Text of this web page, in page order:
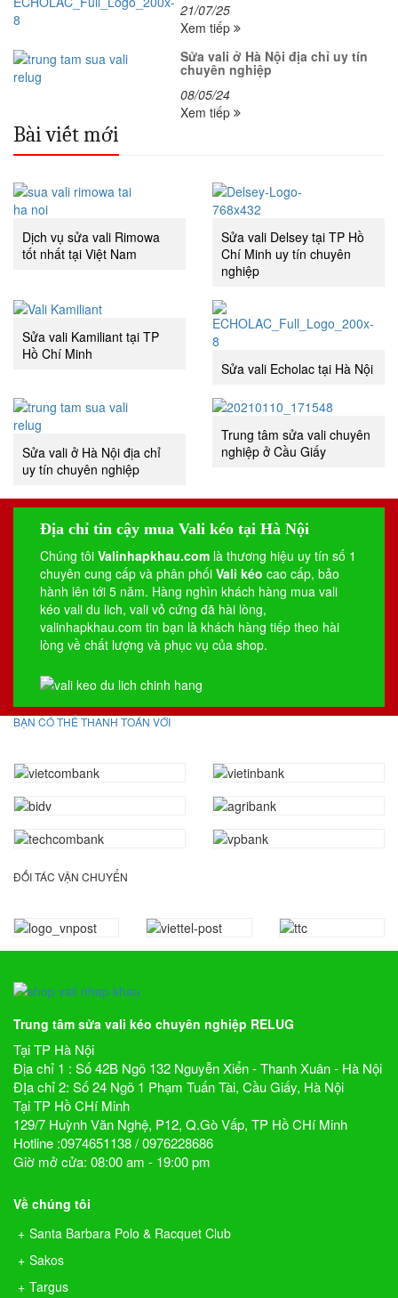
21/07/25
Xem tiếp
Sửa vali ở Hà Nội địa chỉ uy tín
chuyên nghiệp
08/05/24
Xem tiếp
Bài viết mới
Dịch vụ sửa vali Rimowa
tốt nhất tại Việt Nam
Sửa vali Delsey tại TP Hồ
Chí Minh uy tín chuyên
nghiệp
Sửa vali Kamiliant tại TP
Hồ Chí Minh
Sửa vali Echolac tại Hà Nội
Sửa vali ở Hà Nội địa chỉ
uy tín chuyên nghiệp
Trung tâm sửa vali chuyên
nghiệp ở Cầu Giấy
Địa chỉ tin cậy mua Vali kéo tại Hà Nội
Chúng tôi Valinhapkhau.com là thương hiệu uy tín số 1
chuyên cung cấp và phân phối Vali kéo cao cấp, bảo
hành lên tới 5 năm. Hàng nghìn khách hàng mua vali
kéo vali du lich, vali vỏ cứng đã hài lòng,
valinhapkhau.com tin bạn là khách hàng tiếp theo hài
lòng về chất lượng và phục vụ của shop.
BẠN CÓ THỂ THANH TOÁN VỚI
ĐỐI TÁC VẬN CHUYỂN
Trung tâm sửa vali kéo chuyên nghiệp RELUG
Tại TP Hà Nội
Địa chỉ 1 : Số 42B Ngõ 132 Nguyễn Xiển - Thanh Xuân - Hà Nội
ĐỊa chỉ 2: Số 24 Ngõ 1 Phạm Tuấn Tài, Cầu Giấy, Hà Nội
Tại TP Hồ CHí Minh
129/7 Huỳnh Văn Nghệ, P12, Q.Gò Vấp, TP Hồ CHí Minh
Hotline :0974651138 / 0976228686
Giờ mở cửa: 08:00 am - 19:00 pm
Về chúng tôi
Santa Barbara Polo & Racquet Club
Sakos
Targus